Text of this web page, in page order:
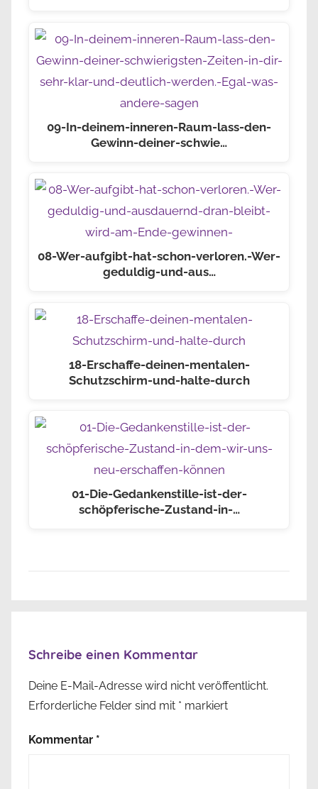
09-In-deinem-inneren-Raum-lass-den-
Gewinn-deiner-schwie…
08-Wer-aufgibt-hat-schon-verloren.-Wer-
geduldig-und-aus…
18-Erschaffe-deinen-mentalen-
Schutzschirm-und-halte-durch
01-Die-Gedankenstille-ist-der-
schöpferische-Zustand-in-…
Schreibe einen Kommentar
Deine E-Mail-Adresse wird nicht veröffentlicht.
Erforderliche Felder sind mit * markiert
Kommentar *